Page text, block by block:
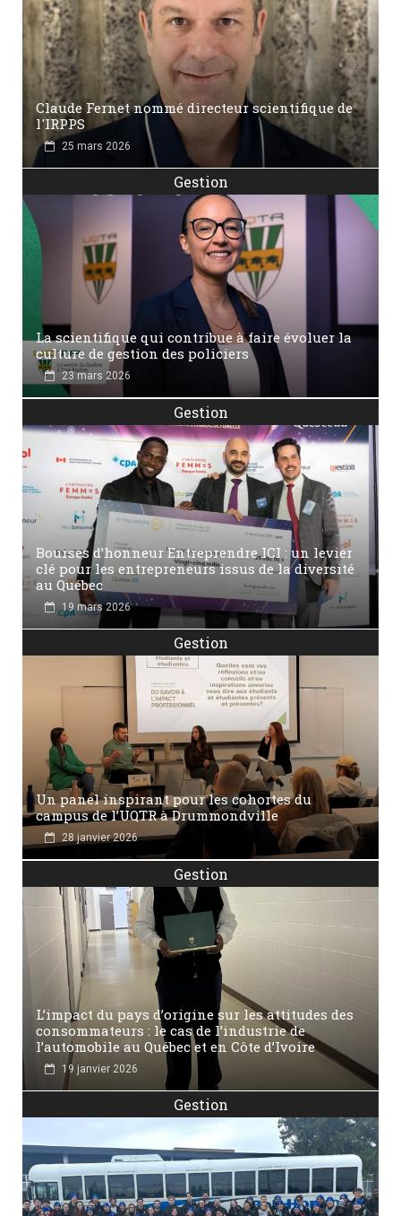
Claude Fernet nommé directeur scientifique de
l'IRPPS
25 mars 2026
Gestion
La scientifique qui contribue à faire évoluer la
culture de gestion des policiers
23 mars 2026
Gestion
Bourses d’honneur Entreprendre ICI : un levier
clé pour les entrepreneurs issus de la diversité
au Québec
19 mars 2026
Gestion
Un panel inspirant pour les cohortes du
campus de l’UQTR à Drummondville
28 janvier 2026
Gestion
L’impact du pays d’origine sur les attitudes des
consommateurs : le cas de l’industrie de
l’automobile au Québec et en Côte d’Ivoire
19 janvier 2026
Gestion